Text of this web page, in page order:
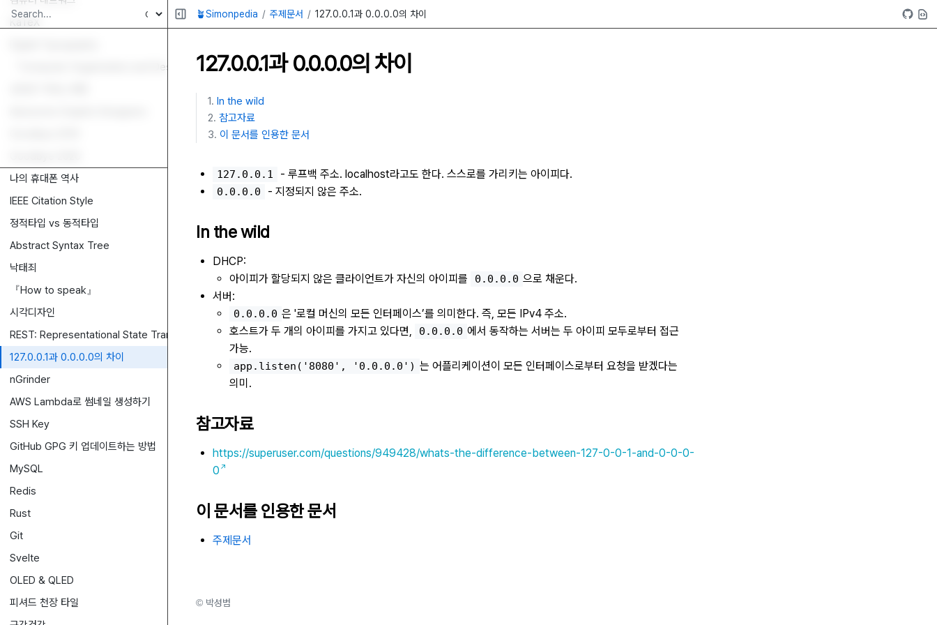
KaTeX
『Computer Organization and Design』
나의 휴대폰 역사
IEEE Citation Style
정적타입 vs 동적타입
Abstract Syntax Tree
낙태죄
『How to speak』
시각디자인
REST: Representational State Transfer
127.0.0.1과 0.0.0.0의 차이
nGrinder
AWS Lambda로 썸네일 생성하기
SSH Key
GitHub GPG 키 업데이트하는 방법
MySQL
Redis
Rust
Git
Svelte
OLED & QLED
피셔드 천장 타일
🪴Simonpedia 주제문서 127.0.0.1과 0.0.0.0의 차이
127.0.0.1과 0.0.0.0의 차이
In the wild
참고자료
이 문서를 인용한 문서
127.0.0.1 - 루프백 주소. localhost라고도 한다. 스스로를 가리키는 아이피다.
0.0.0.0 - 지정되지 않은 주소.
In the wild
DHCP:
아이피가 할당되지 않은 클라이언트가 자신의 아이피를
0.0.0.0 으로 채운다.
서버:
0.0.0.0 은 '로컬 머신의 모든 인터페이스’를 의미한다. 즉, 모든 IPv4 주소.
호스트가 두 개의 아이피를 가지고 있다면,
0.0.0.0 에서 동작하는 서버는 두 아이피 모두로부터 접근
가능.
app.listen('8080', '0.0.0.0') 는 어플리케이션이 모든 인터페이스로부터 요청을 받겠다는
의미.
참고자료
https://superuser.com/questions/949428/whats-the-difference-between-127-0-0-1-and-0-0-0-
0
이 문서를 인용한 문서
주제문서
© 박성범